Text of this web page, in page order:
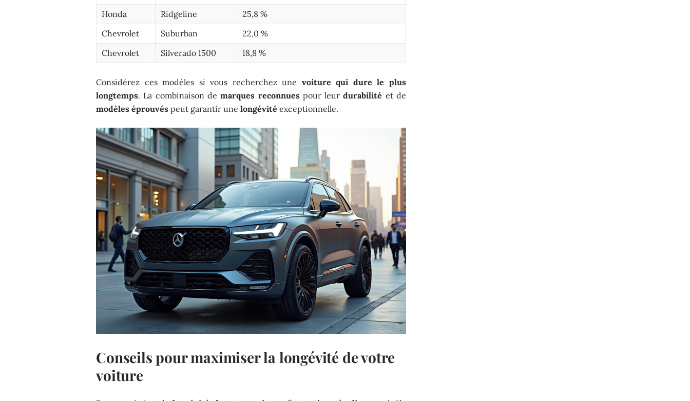
Honda
Ridgeline
25,8 %
Chevrolet
Suburban
22,0 %
Chevrolet
Silverado 1500 18,8 %
Considérez ces modèles si vous recherchez une voiture qui dure le plus
longtemps. La combinaison demarques reconnuespour leurdurabilité et de
modèles éprouvés peut garantir unelongévité exceptionnelle.
Conseils pour maximiser la longévité de votre
voiture